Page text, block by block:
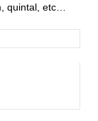
quintal, etc…